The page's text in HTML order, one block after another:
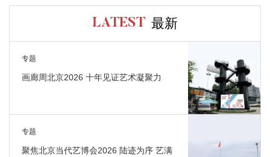
LATEST 最新
专题
画廊周北京2026 十年见证艺术凝聚力
专题
聚焦北京当代艺博会2026 陆迹为序 艺满